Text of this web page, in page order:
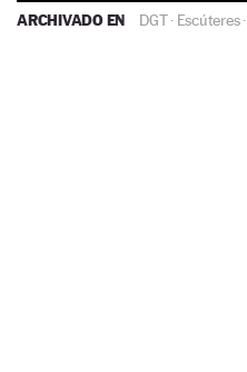
ARCHIVADO EN DGT· Escúteres·